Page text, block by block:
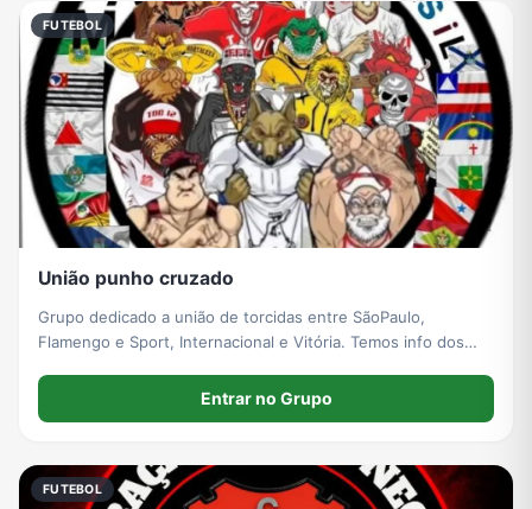
FUTEBOL
União punho cruzado
Grupo dedicado a união de torcidas entre SãoPaulo,
Flamengo e Sport, Internacional e Vitória. Temos info dos
Entrar no Grupo
FUTEBOL